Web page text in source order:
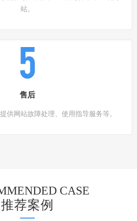
站。
5
售后
供网站故障处理、使用指导服务等。
CASE
推荐案例